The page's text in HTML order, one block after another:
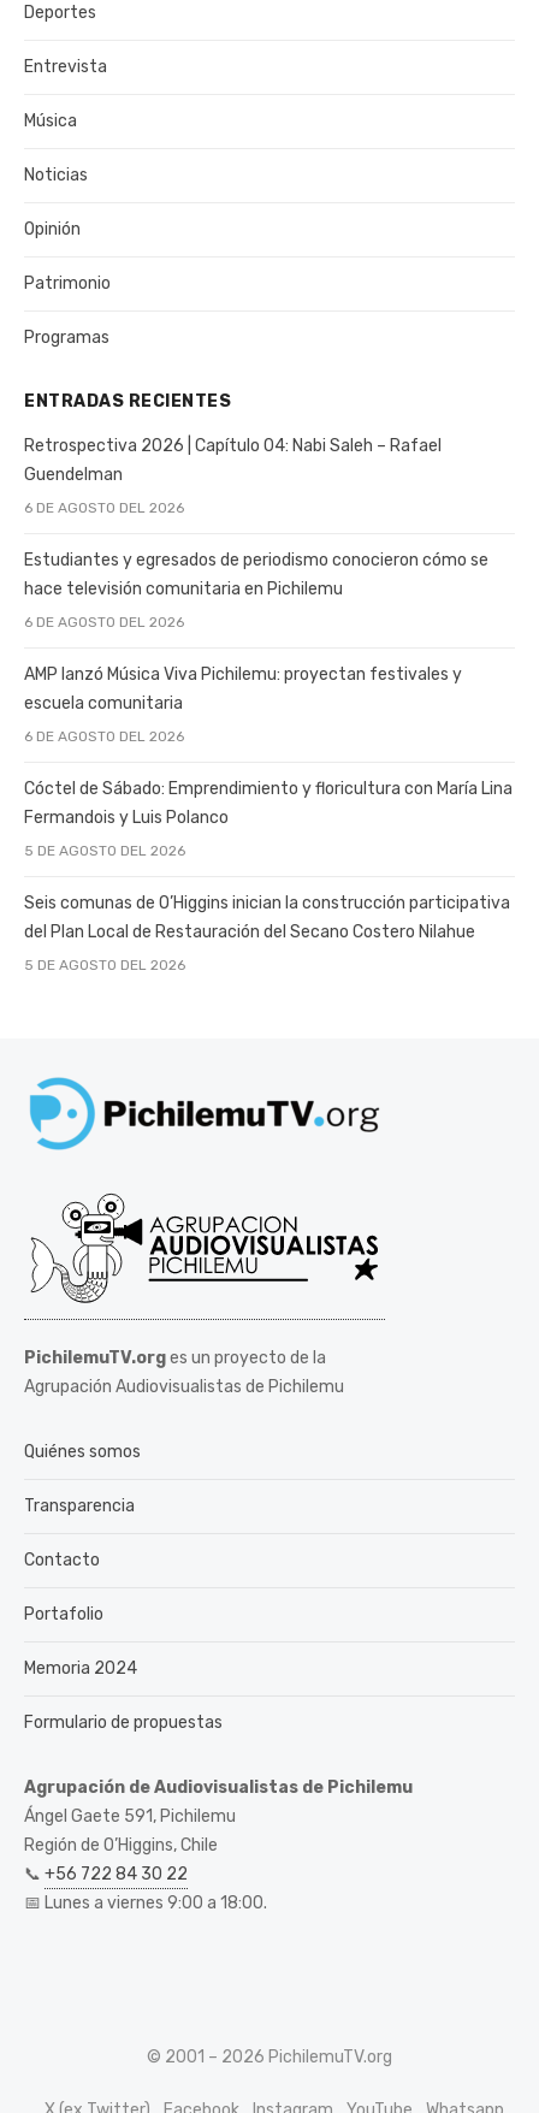
Deportes
Entrevista
Música
Noticias
Opinión
Patrimonio
Programas
ENTRADAS RECIENTES
Retrospectiva 2026 | Capítulo 04: Nabi Saleh – Rafael
Guendelman
6 DE AGOSTO DEL 2026
Estudiantes y egresados de periodismo conocieron cómo se
hace televisión comunitaria en Pichilemu
6 DE AGOSTO DEL 2026
AMP lanzó Música Viva Pichilemu: proyectan festivales y
escuela comunitaria
6 DE AGOSTO DEL 2026
Cóctel de Sábado: Emprendimiento y floricultura con María Lina
Fermandois y Luis Polanco
5 DE AGOSTO DEL 2026
Seis comunas de O’Higgins inician la construcción participativa
del Plan Local de Restauración del Secano Costero Nilahue
5 DE AGOSTO DEL 2026
PichilemuTV.orges un proyecto de la
Agrupación Audiovisualistas de Pichilemu
Quiénes somos
Transparencia
Contacto
Portafolio
Memoria 2024
Formulario de propuestas
Agrupación de Audiovisualistas de Pichilemu
Ángel Gaete 591, Pichilemu
Región de O’Higgins, Chile
📞 +56 722 84 30 22
📅 Lunes a viernes 9:00 a 18:00.
© 2001 – 2026 PichilemuTV.org